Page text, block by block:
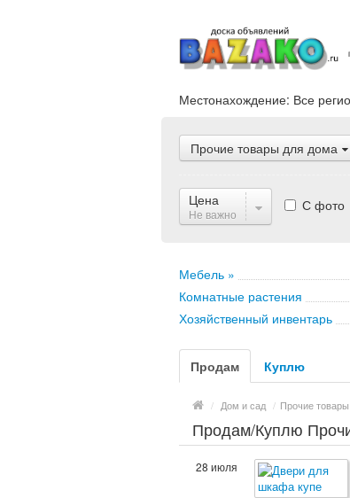
Местонахождение: Все
Прочие товары для дома
Цена
Не важно
С фото
Мебель »
Комнатные растения
Хозяйственный инвентарь
Продам Куплю
/ Дом и сад / Прочие
Продам/Куплю
28 июля